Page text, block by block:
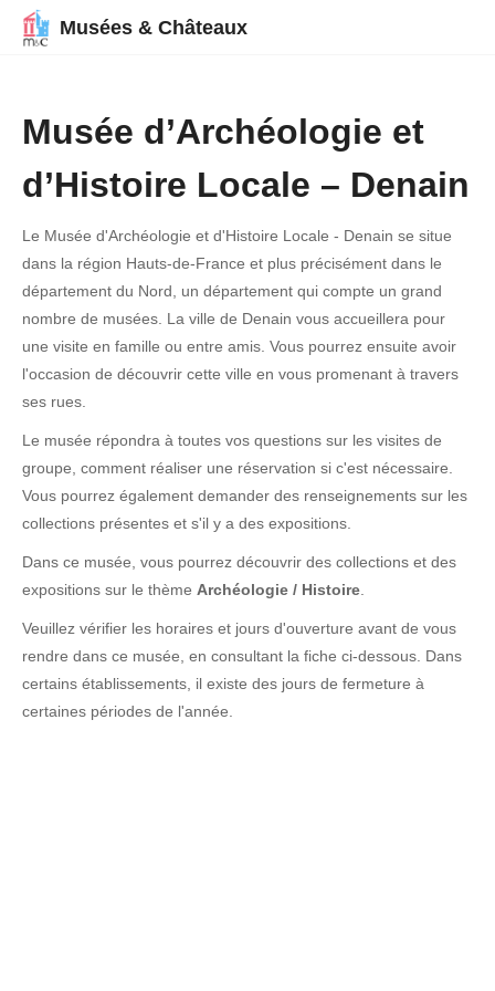
Musées & Châteaux
Musée d’Archéologie et
d’Histoire Locale – Denain
Le Musée d'Archéologie et d'Histoire Locale - Denain se situe
dans la région Hauts-de-France et plus précisément dans le
département du Nord, un département qui compte un grand
nombre de musées. La ville de Denain vous accueillera pour
une visite en famille ou entre amis. Vous pourrez ensuite avoir
l'occasion de découvrir cette ville en vous promenant à travers
ses rues.
Le musée répondra à toutes vos questions sur les visites de
groupe, comment réaliser une réservation si c'est nécessaire.
Vous pourrez également demander des renseignements sur les
collections présentes et s'il y a des expositions.
Dans ce musée, vous pourrez découvrir des collections et des
expositions sur le thème Archéologie / Histoire
Veuillez vérifier les horaires et jours d'ouverture avant de vous
rendre dans ce musée, en consultant la fiche ci-dessous. Dans
certains établissements, il existe des jours de fermeture à
certaines périodes de l'année.